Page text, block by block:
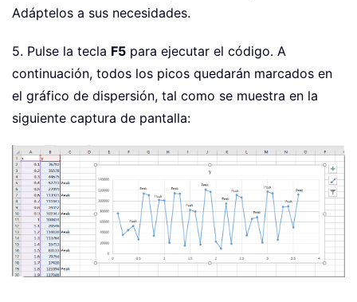
Adáptelos a sus necesidades.
5. Pulse la tecla F5 para ejecutar el código. A
continuación, todos los picos quedarán marcados en
el gráfico de dispersión, tal como se muestra en la
siguiente captura de pantalla: